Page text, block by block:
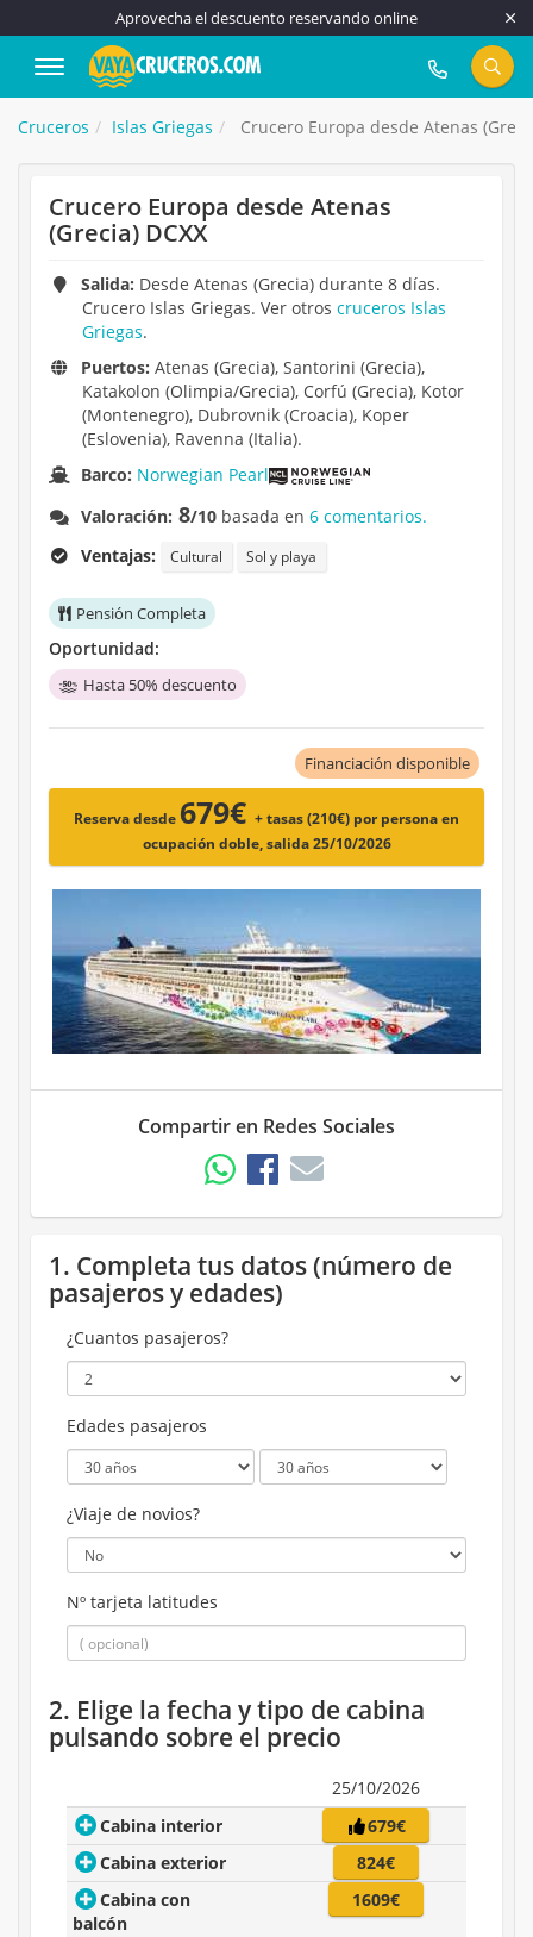
Aprovecha el descuento reservando online
917 815 555
Cruceros Islas Griegas Crucero Europa desde Atenas
Crucero Europa desde Atenas
(Grecia) DCXX
Salida: Desde Atenas (Grecia) durante 8 días.
Crucero Islas Griegas. Ver otros cruceros Islas
Griegas.
Puertos: Atenas (Grecia), Santorini (Grecia),
Katakolon (Olimpia/Grecia), Corfú (Grecia), Kotor
(Montenegro), Dubrovnik (Croacia), Koper
(Eslovenia), Ravenna (Italia).
Barco: Norwegian Pearl
Valoración: 8/10 basada en6 comentarios.
Ventajas:
Cultural Sol y playa
Pensión Completa
Oportunidad:
Hasta 50% descuento
Financiación disponible
Reserva desde 679€ + tasas (210€) por persona en
ocupación doble, salida 25/10/2026
Compartir en Redes Sociales
1. Completa tus datos (número de
pasajeros y edades)
¿Cuantos pasajeros?
Edades pasajeros
¿Viaje de novios?
Nº tarjeta latitudes
2. Elige la fecha y tipo de cabina
pulsando sobre el precio
25/10/2026
Cabina interior
679€
Cabina exterior
824€
Cabina con
balcón
1609€